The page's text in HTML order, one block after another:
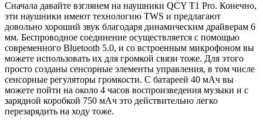
Сначала давайте взглянем на наушники QCY T1 Pro. Конечно,
эти наушники имеют технологию TWS и предлагают
довольно хороший звук благодаря динамическим драйверам 6
мм. Беспроводное соединение осуществляется с помощью
современного Bluetooth 5.0, и со встроенным микрофоном вы
можете использовать их для громкой связи тоже. Для этого
просто созданы сенсорные элементы управления, в том числе
сенсорные регуляторы громкости. С батареей 40 мАч вы
можете пойти на около 4 часов воспроизведения музыки и с
зарядной коробкой 750 мАч это действительно легко
перезарядить на ходу тоже.